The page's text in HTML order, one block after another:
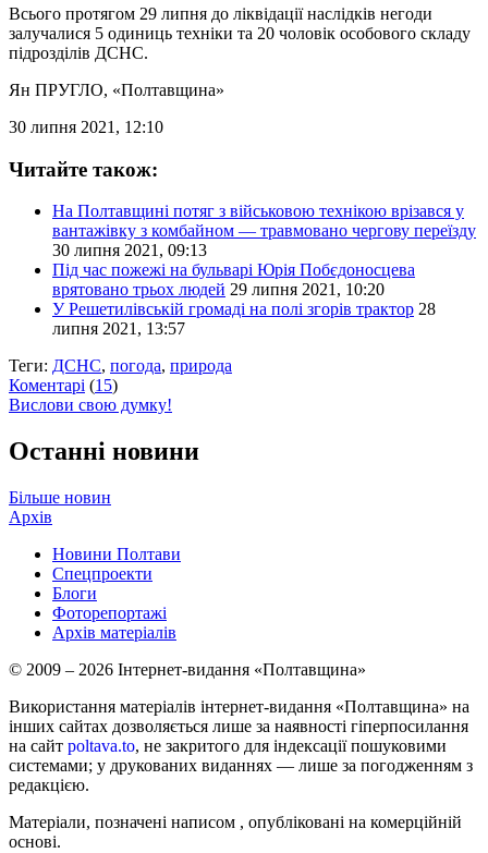
Всього протягом 29 липня до ліквідації наслідків негоди
залучалися 5 одиниць техніки та 20 чоловік особового складу
підрозділів ДСНС.
Ян ПРУГЛО, «Полтавщина»
30 липня 2021, 12:10
Читайте також:
На Полтавщині потяг з військовою технікою врізався у
вантажівку з комбайном — травмовано чергову переїзду
30 липня 2021, 09:13
Під час пожежі на бульварі Юрія Побєдоносцева
врятовано трьох людей 29 липня 2021, 10:20
У Решетилівській громаді на полі згорів трактор 28
липня 2021, 13:57
Теги: ДСНС, погода, природа
Коментарі (15)
Вислови свою думку!
Останні новини
Більше новин
Архів
Новини Полтави
Спецпроекти
Блоги
Фоторепортажі
Архів матеріалів
© 2009 – 2026 Інтернет-видання «Полтавщина»
Використання матеріалів інтернет-видання «Полтавщина» на
інших сайтах дозволяється лише за наявності гіперпосилання
на сайт poltava.to, не закритого для індексації пошуковими
системами; у друкованих виданнях — лише за погодженням з
редакцією.
Матеріали, позначені написом , опубліковані на комерційній
основі.